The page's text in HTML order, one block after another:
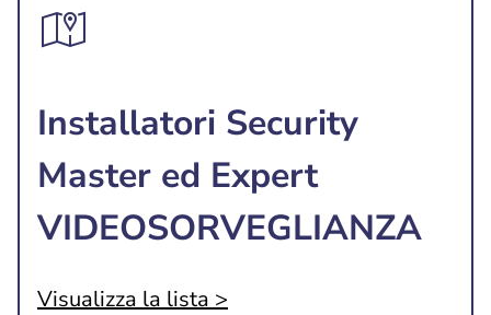
Installatori Security
Master ed Expert
VIDEOSORVEGLIANZA
Visualizza la lista >